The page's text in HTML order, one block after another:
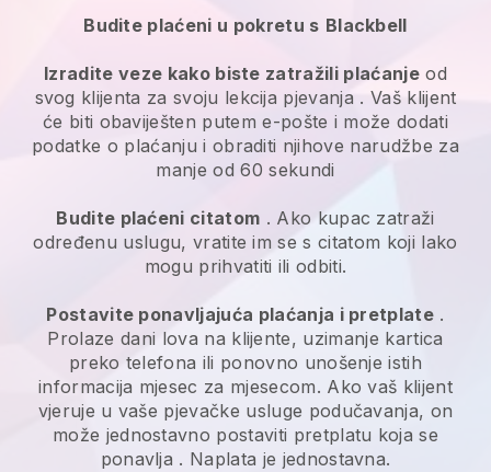
Budite plaćeni u pokretu s Blackbell
Izradite veze kako biste zatražili plaćanjeod
svog klijenta za svoju lekcija pjevanja . Vaš klijent
će biti obaviješten putem e-pošte i može dodati
podatke o plaćanju i obraditi njihove narudžbe za
manje od 60 sekundi
Budite plaćeni citatom . Ako kupac zatraži
određenu uslugu, vratite im se s citatom koji lako
mogu prihvatiti ili odbiti.
Postavite ponavljajuća plaćanja i pretplate .
Prolaze dani lova na klijente, uzimanje kartica
preko telefona ili ponovno unošenje istih
informacija mjesec za mjesecom. Ako vaš klijent
vjeruje u vaše pjevačke usluge podučavanja, on
može jednostavno postaviti pretplatu koja se
ponavlja . Naplata je jednostavna.